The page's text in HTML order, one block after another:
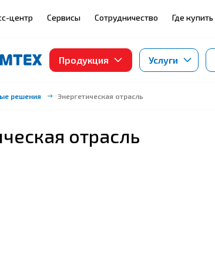
центр Сервисы Сотрудничество Где купить
Продукция Услуги
решения Энергетическая отрасль
отрасль